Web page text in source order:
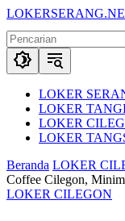
Langsung
konten
Lowongan
Kerja
Serang
SekitarnyaLOKER
LOKER
LOKER
LOKER
Beranda LOKER
Coffee Cilegon,
LOKER CILEGON